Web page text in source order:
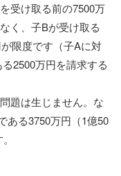
受け取る前の7500万
く、子Bが受け取る
限度です（子Aに対
2500万円を請求する
題は生じません。な
ある3750万円（1億50